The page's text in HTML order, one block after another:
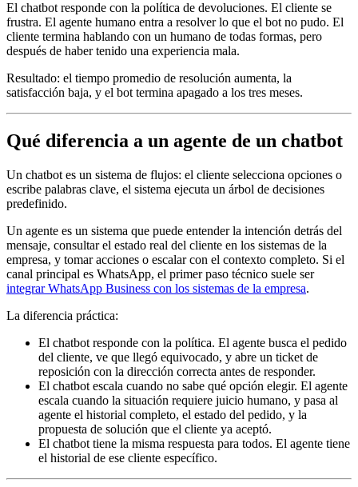
El chatbot responde con la política de devoluciones. El cliente se
frustra. El agente humano entra a resolver lo que el bot no pudo. El
cliente termina hablando con un humano de todas formas, pero
después de haber tenido una experiencia mala.
Resultado: el tiempo promedio de resolución aumenta, la
satisfacción baja, y el bot termina apagado a los tres meses.
Qué diferencia a un agente de un chatbot
Un chatbot es un sistema de flujos: el cliente selecciona opciones o
escribe palabras clave, el sistema ejecuta un árbol de decisiones
predefinido.
Un agente es un sistema que puede entender la intención detrás del
mensaje, consultar el estado real del cliente en los sistemas de la
empresa, y tomar acciones o escalar con el contexto completo. Si el
canal principal es WhatsApp, el primer paso técnico suele ser
integrar WhatsApp Business con los sistemas de la empresa.
La diferencia práctica:
El chatbot responde con la política. El agente busca el pedido
del cliente, ve que llegó equivocado, y abre un ticket de
reposición con la dirección correcta antes de responder.
El chatbot escala cuando no sabe qué opción elegir. El agente
escala cuando la situación requiere juicio humano, y pasa al
agente el historial completo, el estado del pedido, y la
propuesta de solución que el cliente ya aceptó.
El chatbot tiene la misma respuesta para todos. El agente tiene
el historial de ese cliente específico.